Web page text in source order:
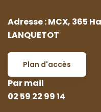
Adresse : MCX, 365
LANQUETOT
Plan d'accès
Par mail
02 59 22 99 14